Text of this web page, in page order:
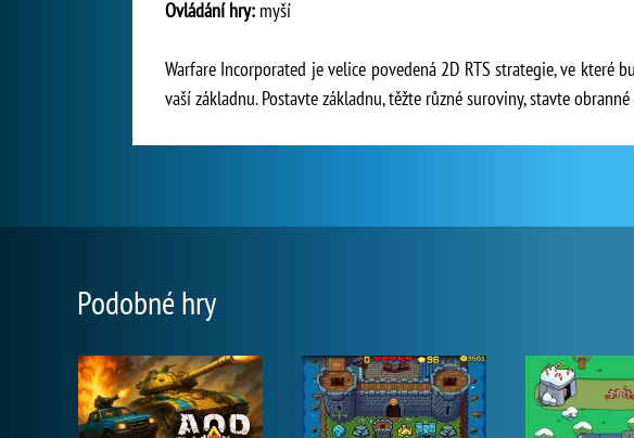
Ovládání hry: myší
Warfare Incorporated je velice povedená 2D RTS strategie, ve
vaší základnu. Postavte základnu, těžte různé suroviny, stavte
Podobné hry